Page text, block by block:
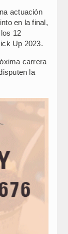
actuación
en la final,
12
Up 2023.
carrera
la